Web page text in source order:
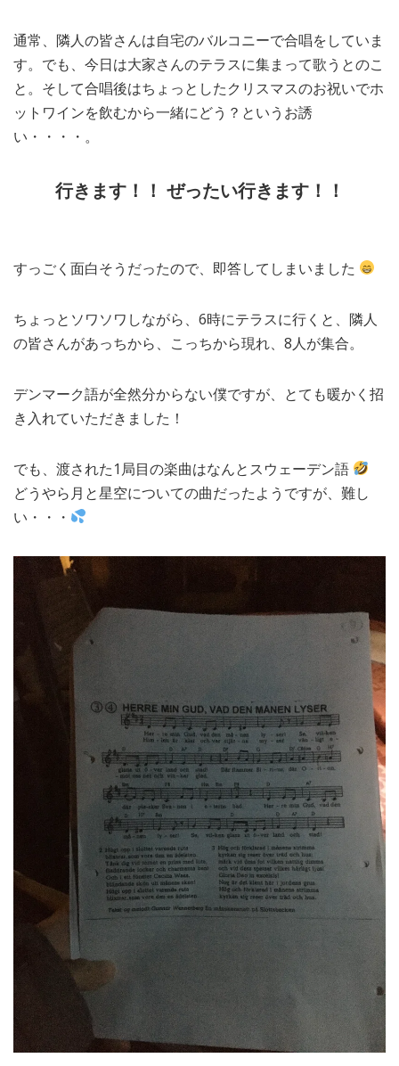
通常、隣人の皆さんは自宅のバルコニーで合唱をしていま
す。でも、今日は大家さんのテラスに集まって歌うとのこ
と。そして合唱後はちょっとしたクリスマスのお祝いでホ
ットワインを飲むから一緒にどう？というお誘
い・・・・。
行きます！！ ぜったい行きます！！
すっごく面白そうだったので、即答してしまいました
ちょっとソワソワしながら、6時にテラスに行くと、隣人
の皆さんがあっちから、こっちから現れ、8人が集合。
デンマーク語が全然分からない僕ですが、とても暖かく招
き入れていただきました！
でも、渡された1局目の楽曲はなんとスウェーデン語
どうやら月と星空についての曲だったようですが、難し
い・・・